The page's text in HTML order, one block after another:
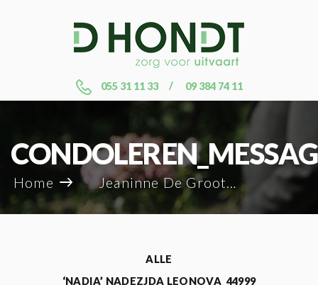
055 31 11 33 09 384 74 11
Home Jeaninne De Groote_133740
ALLE
‘NADIA’ NADEZJDA LEONOVA_44999